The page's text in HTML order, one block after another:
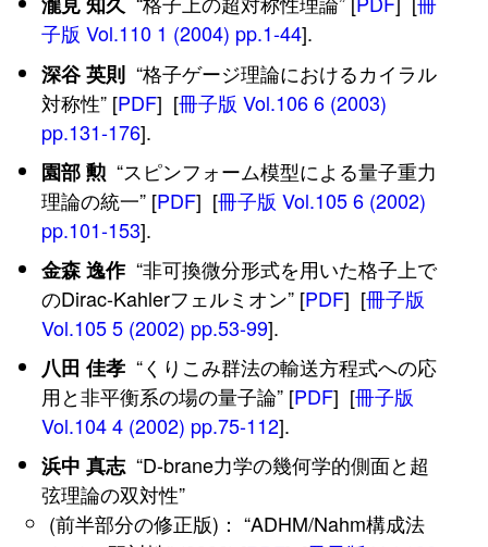
子版 Vol.110 1 (2004) pp.1-44].
深谷 英則“格子ゲージ理論におけるカイラル
対称性” [PDF] [冊子版 Vol.106 6 (2003)
pp.131-176].
園部 勲“スピンフォーム模型による量子重力
理論の統一” [PDF] [冊子版 Vol.105 6 (2002)
pp.101-153].
金森 逸作“非可換微分形式を用いた格子上で
のDirac-Kahlerフェルミオン” [PDF] [冊子版
Vol.105 5 (2002) pp.53-99].
八田 佳孝“くりこみ群法の輸送方程式への応
用と非平衡系の場の量子論” [PDF] [冊子版
Vol.104 4 (2002) pp.75-112].
浜中 真志“D-brane力学の幾何学的側面と超
弦理論の双対性”
(前半部分の修正版)： “ADHM/Nahm構成法